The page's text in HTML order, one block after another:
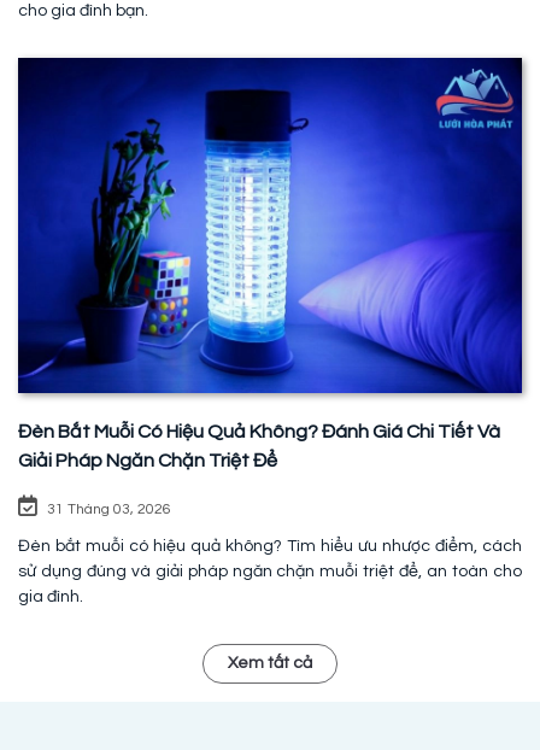
cho gia đình bạn.
Đèn Bắt Muỗi Có Hiệu Quả Không? Đánh Giá Chi Tiết Và
Giải Pháp Ngăn Chặn Triệt Để
31 Tháng 03, 2026
Đèn bắt muỗi có hiệu quả không? Tìm hiểu ưu nhược điểm, cách
sử dụng đúng và giải pháp ngăn chặn muỗi triệt để, an toàn cho
gia đình.
Xem tất cả